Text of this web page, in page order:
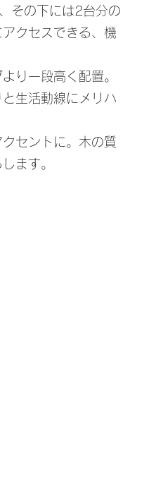
その下には2台分の
クセスできる、機
り一段高く配置。
生活動線にメリハ
セントに。木の質
ます。